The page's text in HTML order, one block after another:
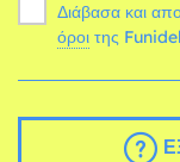
Διάβασα και
όροι της